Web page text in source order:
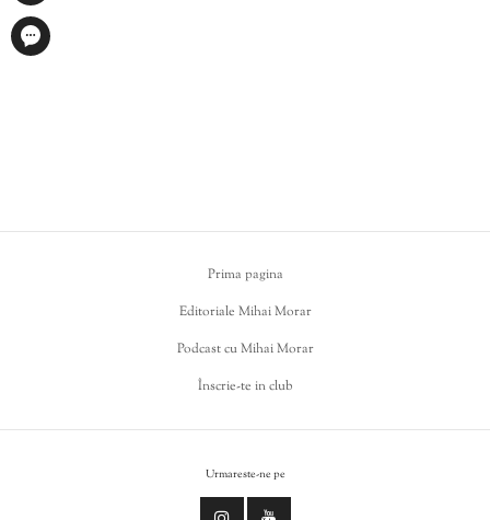
Prima pagina
Editoriale Mihai Morar
Podcast cu Mihai Morar
Înscrie-te in club
Urmareste-ne pe